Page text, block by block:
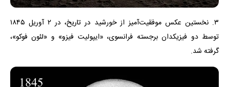
۳. نخستین عکس موفقیت‌آمیز از خورشید در تاریخ، در ۲ آوریل ۱۸۴۵
توسط دو فیزیکدان برجسته فرانسوی، «ایپولیت فیزو» و «لئون فوکو»،
گرفته شد.